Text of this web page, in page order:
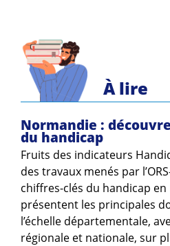
À lire
Normandie :
du handicap
Fruits des indicateurs
des travaux menés par
chiffres-clés du handicap
présentent les principales
l’échelle départementale,
régionale et nationale, sur